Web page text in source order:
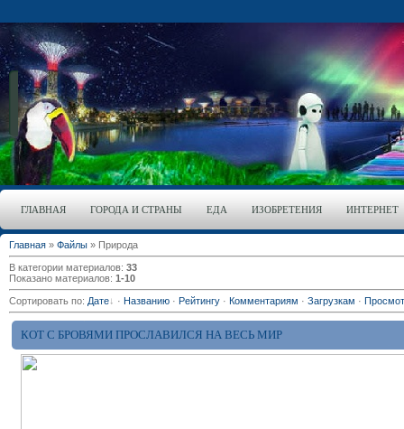
ГЛАВНАЯ ГОРОДА И СТРАНЫ ЕДА ИЗОБРЕТЕНИЯ ИНТЕРНЕТ
Главная » Файлы » Природа
В категории материалов: 33
Показано материалов: 1-10
Сортировать по: Дате · Названию · Рейтингу · Комментариям · Загрузкам ·
КОТ С БРОВЯМИ ПРОСЛАВИЛСЯ НА ВЕСЬ МИР